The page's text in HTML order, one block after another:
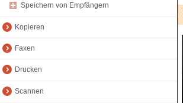
Speichern von Empfängern
Kopieren
Faxen
Drucken
Scannen